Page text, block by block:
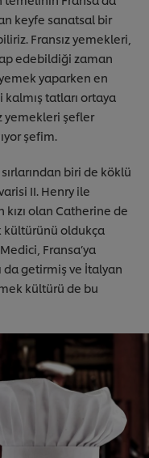
keyfe sanatsal bir
Fransız yemekleri,
edebildiği zaman
yaparken en
tatları ortaya
yemekleri şefler
şefim.
sırlarından biri de köklü
II. Henry ile
olan Catherine de
kültürünü oldukça
Fransa’ya
da getirmiş ve İtalyan
kültürü de bu